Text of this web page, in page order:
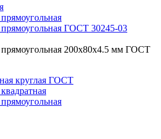
ГОСТ 30245-03
200x80x4.5 мм ГОСТ
круглая ГОСТ